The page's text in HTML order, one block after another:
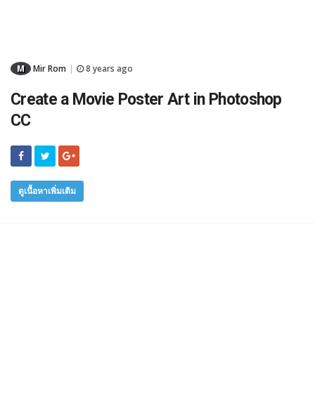
M Mir Rom 8 years ago
Create a Movie Poster Art in Photoshop
CC
ดูเนื้อหาเพิ่มเติม